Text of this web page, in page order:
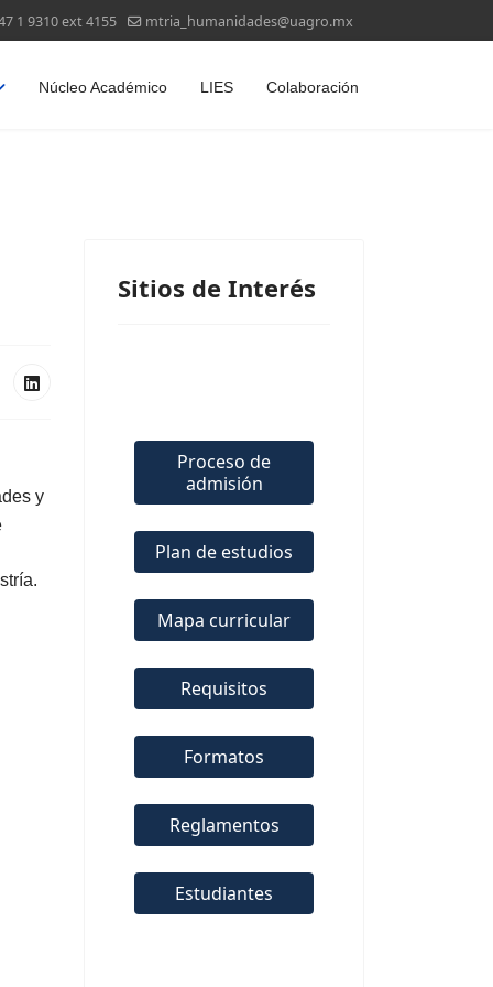
1 9310 ext 4155 mtria_humanidades@uagro.mx
Núcleo Académico LIES Colaboración
y
Sitios de Interés
Proceso de
admisión
Plan de estudios
Mapa curricular
Requisitos
Formatos
Reglamentos
Estudiantes